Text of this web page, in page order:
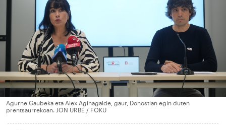
Agurne Gaubeka eta Alex Aginagalde, gaur, Donostian egin duten
prentsaurrekoan. JON URBE / FOKU